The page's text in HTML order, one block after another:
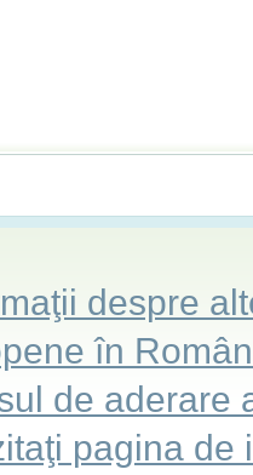
despre
în
de aderare
pagina